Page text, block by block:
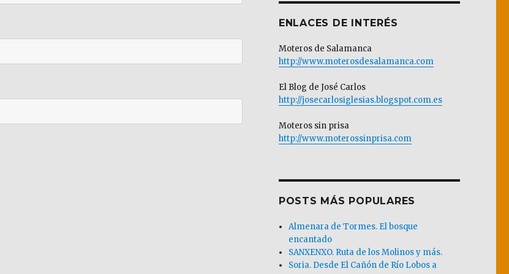
ENLACES DE INTERÉS
Moteros de Salamanca
http://www.moterosdesalamanca.com
El Blog de José Carlos
http://josecarlosiglesias.blogspot.com.es
Moteros sin prisa
http://www.moterossinprisa.com
POSTS MÁS POPULARES
Almenara de Tormes. El bosque
encantado
SANXENXO. Ruta de los Molinos y más.
Soria. Desde El Cañón de Río Lobos a